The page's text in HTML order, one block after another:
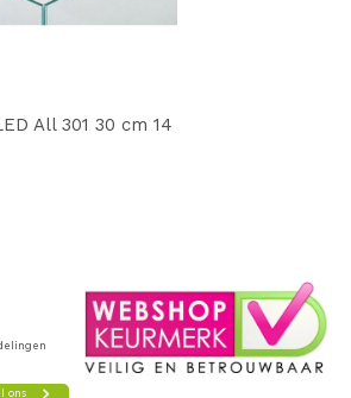
All 301 30 cm 14